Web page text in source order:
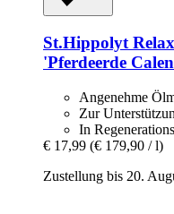
St.Hippolyt
'Pferdeerde
Angenehme
Zur
In
€ 17,99 (€ 179,90 / l)
Zustellung bis 20.